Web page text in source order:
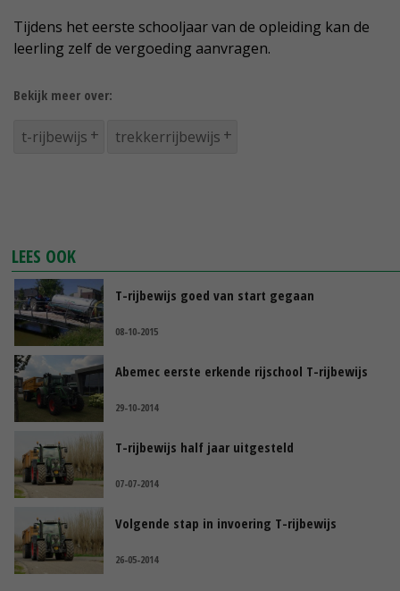
Tijdens het eerste schooljaar van de opleiding kan de
leerling zelf de vergoeding aanvragen.
Bekijk meer over:
t-rijbewijs trekkerrijbewijs
LEES OOK
T-rijbewijs goed van start gegaan
08-10-2015
Abemec eerste erkende rijschool T-rijbewijs
29-10-2014
T-rijbewijs half jaar uitgesteld
07-07-2014
Volgende stap in invoering T-rijbewijs
26-05-2014